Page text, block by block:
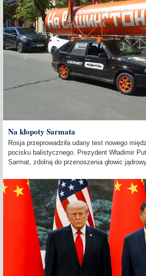
Na kłopoty Sarmata
Rosja przeprowadziła udany test nowego
pocisku balistycznego. Prezydent Władimir
Sarmat, zdolną do przenoszenia głowic